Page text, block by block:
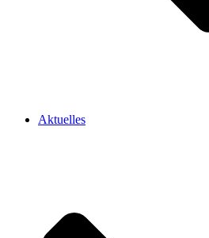
Aktuelles